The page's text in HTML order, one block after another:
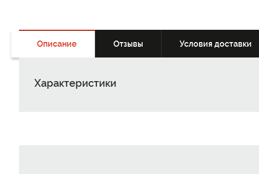
Описание Отзывы Условия доставки
Характеристики